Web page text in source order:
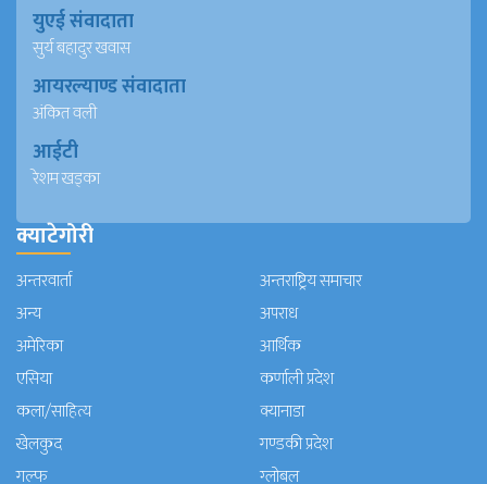
युएई संवादाता
सुर्य बहादुर खवास
आयरल्याण्ड संवादाता
अंकित वली
आईटी
रेशम खड्का
क्याटेगोरी
अन्तरवार्ता
अन्तराष्ट्रिय समाचार
अन्य
अपराध
अमेरिका
आर्थिक
एसिया
कर्णाली प्रदेश
कला/साहित्य
क्यानाडा
खेलकुद
गण्डकी प्रदेश
गल्फ
ग्लोबल